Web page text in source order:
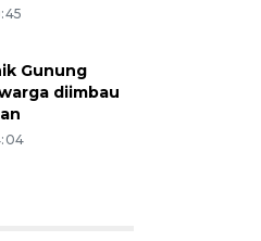
Gunung
diimbau